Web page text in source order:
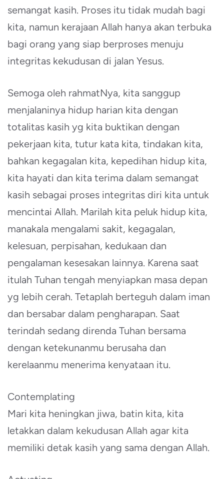
semangat kasih. Proses itu tidak mudah bagi
kita, namun kerajaan Allah hanya akan terbuka
bagi orang yang siap berproses menuju
integritas kekudusan di jalan Yesus.
Semoga oleh rahmatNya, kita sanggup
menjalaninya hidup harian kita dengan
totalitas kasih yg kita buktikan dengan
pekerjaan kita, tutur kata kita, tindakan kita,
bahkan kegagalan kita, kepedihan hidup kita,
kita hayati dan kita terima dalam semangat
kasih sebagai proses integritas diri kita untuk
mencintai Allah. Marilah kita peluk hidup kita,
manakala mengalami sakit, kegagalan,
kelesuan, perpisahan, kedukaan dan
pengalaman kesesakan lainnya. Karena saat
itulah Tuhan tengah menyiapkan masa depan
yg lebih cerah. Tetaplah berteguh dalam iman
dan bersabar dalam pengharapan. Saat
terindah sedang direnda Tuhan bersama
dengan ketekunanmu berusaha dan
kerelaanmu menerima kenyataan itu.
Contemplating
Mari kita heningkan jiwa, batin kita, kita
letakkan dalam kekudusan Allah agar kita
memiliki detak kasih yang sama dengan Allah.